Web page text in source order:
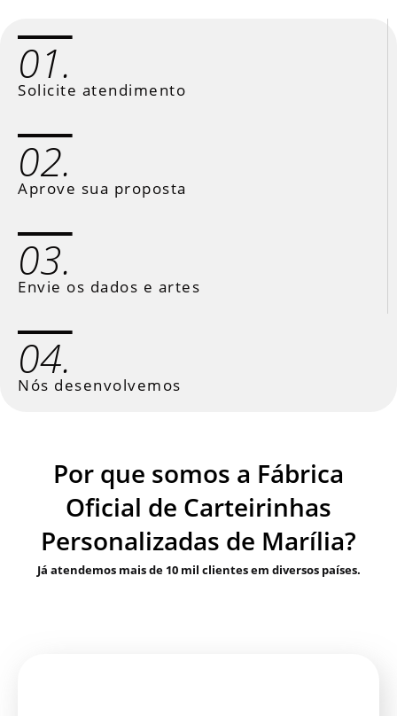
01.
Solicite atendimento
02.
Aprove sua proposta
03.
Envie os dados e artes
04.
Nós desenvolvemos
Por que somos a Fábrica
Oficial de Carteirinhas
Personalizadas de Marília?
Já atendemos mais de 10 mil clientes em diversos países.